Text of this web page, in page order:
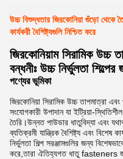
উচ্চ বিশুদ্ধতার জিরকোনিয়া গুঁড়ো থেকে
কার্যকরী বৈশিষ্ট্যগুলি নিশ্চিত করে
জিরকোনিয়াম সিরামিক উচ্চ
বন্ধনীঃ উচ্চ নির্ভুলতা
পণ্যের ভূমিকা
জিরকোনিয়া সিরামিক উচ্চ তাপমাত্রা
সংযোগকারী উপাদান যা ইট্রিয়া-
তৈরি।উন্নত পাউডার ধাতুবিদ্যা এবং
ব্যতিক্রমী যান্ত্রিক বৈশিষ্ট্য এবং বিশেষ
নির্ভুলতা শিল্প সরঞ্জামগুলির জন্য
করে,তারা ঐতিহ্যগত ধাতু fasteners